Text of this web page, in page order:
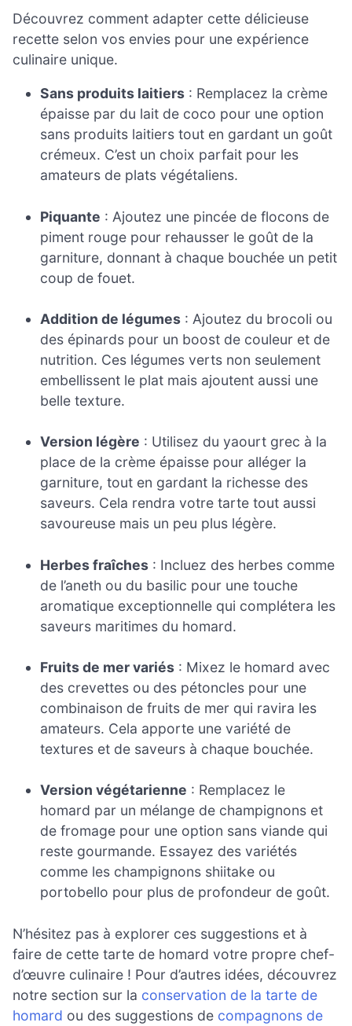
Découvrez comment adapter cette délicieuse
recette selon vos envies pour une expérience
culinaire unique.
Sans produits laitiers : Remplacez la crème
épaisse par du lait de coco pour une option
sans produits laitiers tout en gardant un goût
crémeux. C’est un choix parfait pour les
amateurs de plats végétaliens.
Piquante : Ajoutez une pincée de flocons de
piment rouge pour rehausser le goût de la
garniture, donnant à chaque bouchée un petit
coup de fouet.
Addition de légumes : Ajoutez du brocoli ou
des épinards pour un boost de couleur et de
nutrition. Ces légumes verts non seulement
embellissent le plat mais ajoutent aussi une
belle texture.
Version légère : Utilisez du yaourt grec à la
place de la crème épaisse pour alléger la
garniture, tout en gardant la richesse des
saveurs. Cela rendra votre tarte tout aussi
savoureuse mais un peu plus légère.
Herbes fraîches : Incluez des herbes comme
de l’aneth ou du basilic pour une touche
aromatique exceptionnelle qui complétera les
saveurs maritimes du homard.
Fruits de mer variés : Mixez le homard avec
des crevettes ou des pétoncles pour une
combinaison de fruits de mer qui ravira les
amateurs. Cela apporte une variété de
textures et de saveurs à chaque bouchée.
Version végétarienne : Remplacez le
homard par un mélange de champignons et
de fromage pour une option sans viande qui
reste gourmande. Essayez des variétés
comme les champignons shiitake ou
portobello pour plus de profondeur de goût.
N’hésitez pas à explorer ces suggestions et à
faire de cette tarte de homard votre propre chef-
d’œuvre culinaire ! Pour d’autres idées, découvrez
notre section sur la conservation de la tarte de
homard ou des suggestions de compagnons de